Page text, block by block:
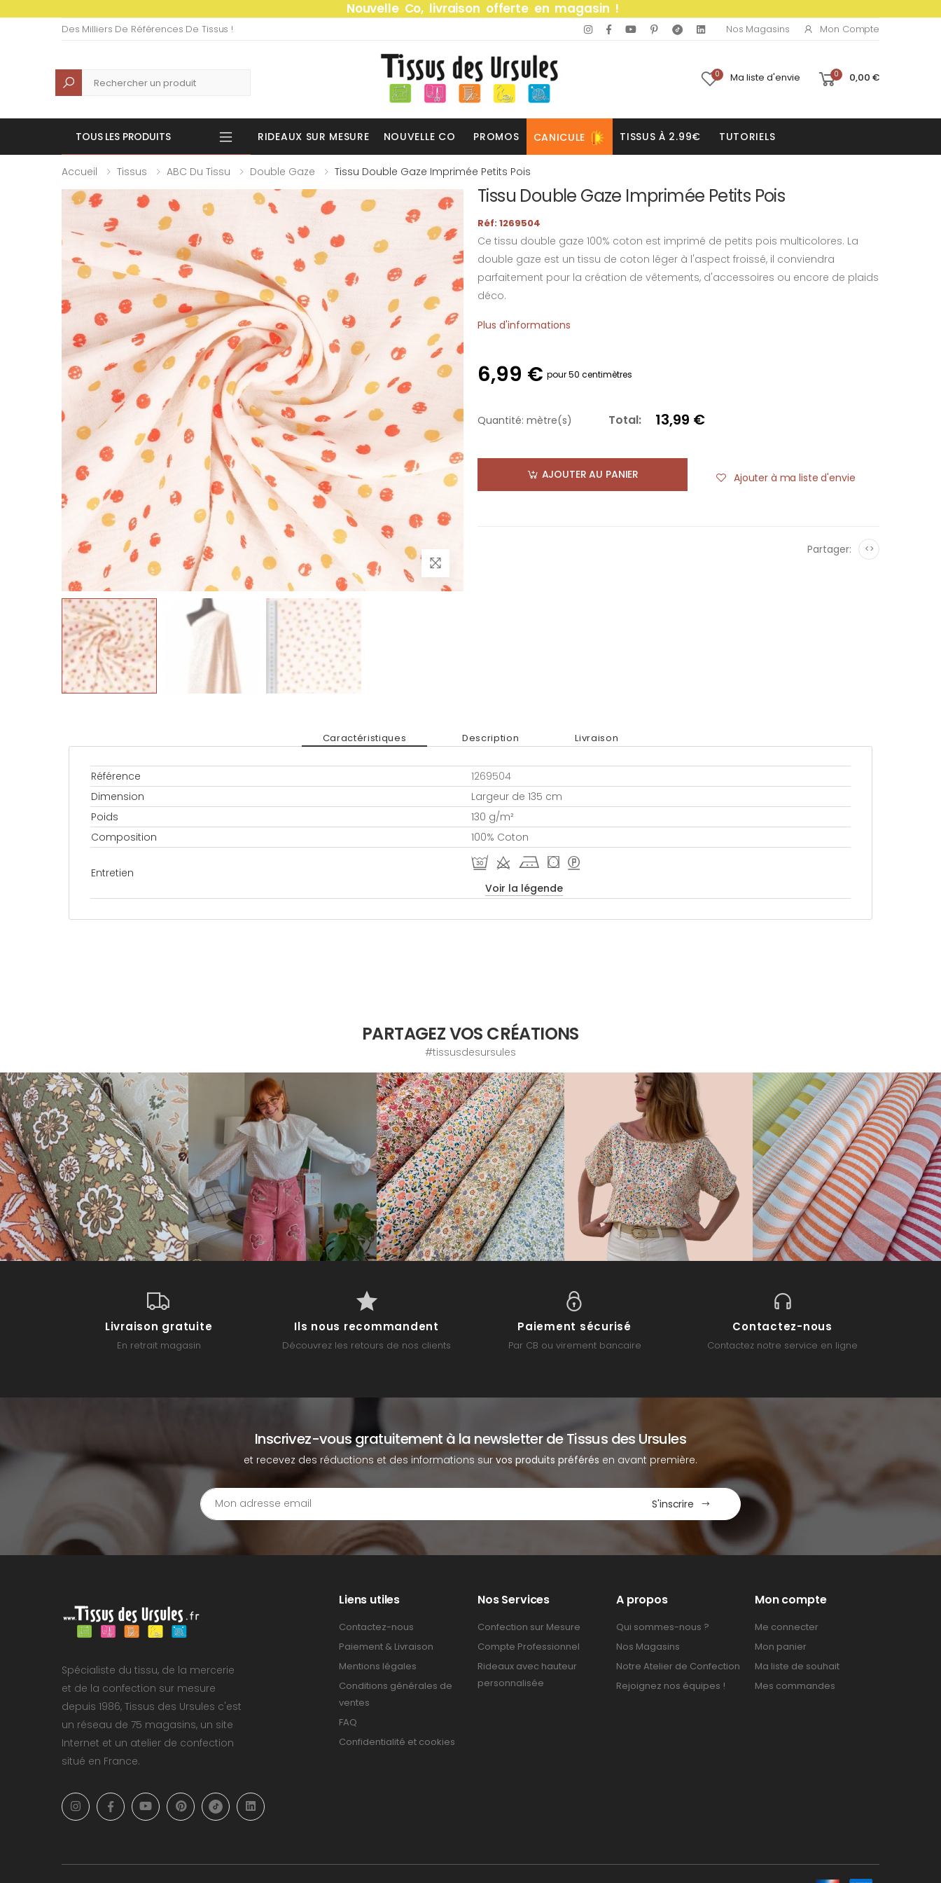
Nouvelle Co, livraison offerte en magasin !
Des Milliers De Références De Tissus ! Nos Magasins Mon Compte
Recherche 0 Ma liste d'envie 0 0,00 €
TOUS LES PRODUITS RIDEAUX SUR MESURE NOUVELLE CO PROMOS CANICULE TISSUS À 2.99€ TUTORIELS
Accueil Tissus ABC Du Tissu Double Gaze Tissu Double Gaze Imprimée Petits Pois
Tissu Double Gaze Imprimée Petits Pois
Réf: 1269504
Ce tissu double gaze 100% coton est imprimé de petits pois multicolores. La
double gaze est un tissu de coton léger à l'aspect froissé, il conviendra
parfaitement pour la création de vêtements, d'accessoires ou encore de plaids
déco.
Plus d'informations
6,99 € pour 50 centimètres
Quantité: mètre(s) Total: 13,99 €
AJOUTER AU PANIER Ajouter à ma liste d'envie
Partager: <>
Caractéristiques Description Livraison
Référence
1269504
Dimension
Largeur de 135 cm
Poids
130 g/m²
Composition
100% Coton
Entretien
R d j ( >
Voir la légende
PARTAGEZ VOS CRÉATIONS
#tissusdesursules
Livraison gratuite
En retrait magasin
Ils nous recommandent
Découvrez les retours de nos clients
Paiement sécurisé
Par CB ou virement bancaire
Contactez-nous
Contactez notre service en ligne
Inscrivez-vous gratuitement à la newsletter de Tissus des Ursules
et recevez des réductions et des informations survos produits préférés en avant première.
S'inscrire
Spécialiste du tissu, de la mercerie
et de la confection sur mesure
depuis 1986, Tissus des Ursules c'est
un réseau de 75 magasins, un site
Internet et un atelier de confection
situé en France.
Liens utiles
Contactez-nous
Paiement & Livraison
Mentions légales
Conditions générales de
ventes
FAQ
Confidentialité et cookies
Nos Services
Confection sur Mesure
Compte Professionnel
Rideaux avec hauteur
personnalisée
A propos
Qui sommes-nous ?
Nos Magasins
Notre Atelier de Confection
Rejoignez nos équipes !
Mon compte
Me connecter
Mon panier
Ma liste de souhait
Mes commandes